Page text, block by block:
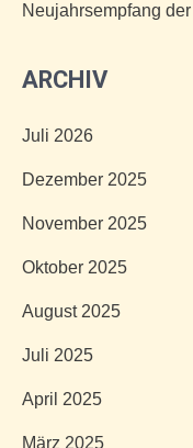
Neujahrsempfang
ARCHIV
Juli 2026
Dezember 2025
November 2025
Oktober 2025
August 2025
Juli 2025
April 2025
März 2025